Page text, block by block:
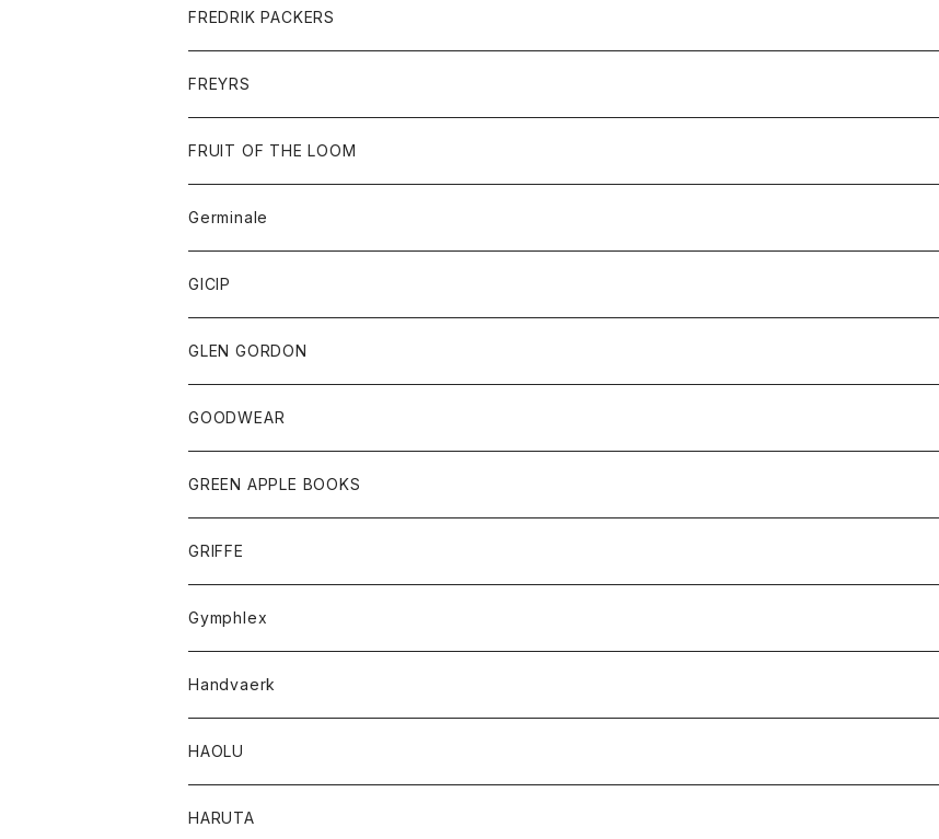
Tシャツ
ボトム
グッズ
靴
FREDRIK PACKERS
アクセサリー
バッグ
FREYRS
サングラス
FRUIT OF THE LOOM
アウター
パーカー
グッズ
ネクタイ
チーフ
トップス
シャツ
タンクトップ
ボトム
ショートパンツ
スカート
レディース
スカート
Tシャツ
Germinale
靴
サンダル
GICIP
トップス
Tシャツ
GLEN GORDON
グッズ
手袋
GOODWEAR
トップス
Tシャツ
GREEN APPLE BOOKS
GRIFFE
Gymphlex
アウター
カーディガン
コート
トップス
シャツ
レディース
Handvaerk
トップス
Tシャツ
HAOLU
HARUTA